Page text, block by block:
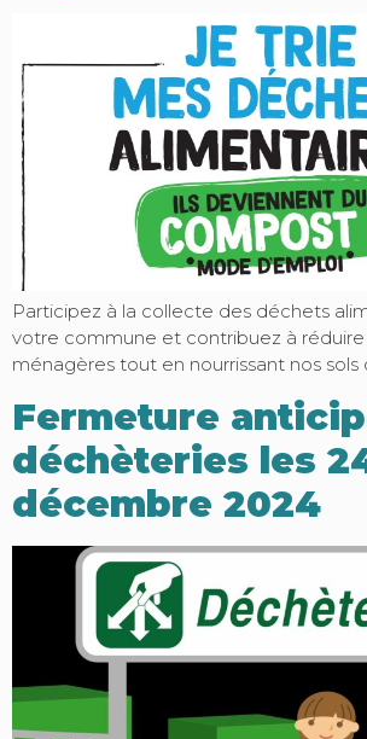
Participez à la collecte des déchets
votre commune et contribuez à réduire
ménagères tout en nourrissant nos sols
Fermeture
déchèteries les
décembre 2024